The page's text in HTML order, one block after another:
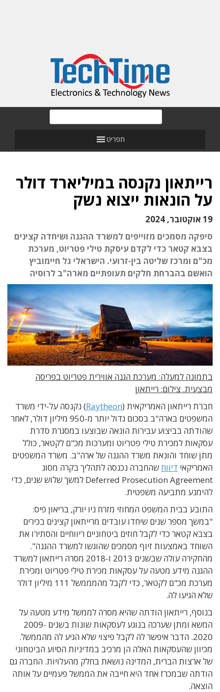
תפריט
רייתאון נקנסה במיליארד דולר
על הונאות ייצוא נשק
19 אוקטובר, 2024
סיפקה מסמכים מזוייפים למשרד ההגנה ושיחדה קצינים
בצבא קטאר כדי לקדם עיסקת טילי פטריוט, מערכת
מכ"ם ומרכז שליטה בין-זרועי. הישראלי גל חיימוביץ
הואשם בהברחת חלקים תעופתיים מארה"ב לרוסיה
בתמונה למעלה: מערכת הגנה אווירית פטריוט בפריסה
מבצעית. צילום: רייתאון
חברת רייתאון האמריקאית (Raytheon) נקנסה על-ידי משרד
המשפטים בארה"ב בסכום גדול יותר מ-950 מיליון דולר, לאחר
שהודתה בביצוע עבירות הונאה שבוצעו במסגרת סדרת
עסקאות למכירת טילי פטריוט ומערכות מכ"ם לקטאר, כולל
מתן שוחד והונאת משרד ההגנה של ארה"ב. משרד המשפטים
האמריקאי דיווח שהחברה נכנסה לתהליך בקרה מסוג
Deferred Prosecution Agreement למשך שלוש שנים, כדי
להימנע מתביעה משפטית.
התובע בבית המשפט המחוזי מזרח ניו יורק, בריאון פיס:
"במשך מספר שנים שיחדו עובדים מרייתאון קצינים בכירים
בצבא קטאר כדי לקבל חוזים ביטחוניים ריווחיים והסתירו את
השוחד באמצעות זיוף מסמכים שהוגשו למשרד ההגנה".
מהחקירה עולה שבשנים 2013 ו-2018 מסרה רייתאון למשרד
ההגנה מידע מטעה על עסקאות מכירת טילי פטריוט ומכירת
מערכת מכ"ם לקטאר, כדי לקבל מהמממשל 111 מיליון דולר
שלא הגיעו לה.
בנוסף, רייתאון הודתה שהיא מסרה לממשל מידע מטעה על
המשא ומתן שערכה בנוגע לעסקאות שונות בשנים 2009-
2020. הדבר איפשר לה לקבל פיצוי שלא הגיע לה מהממשל.
מכיוון שהעסקאות האלה הן מרכיב במדיניות הסיוע הביטחוני
של ארצות הברית, המדינה נושאת בחלק מהעלויות. החברה גם
הודתה שבמכרז אחד היא חייבה את הממשל פעמיים על אותה
הוצאה.